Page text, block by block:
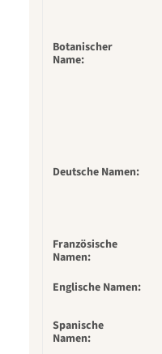
Botanischer
Name:
Deutsche Namen:
Französische
Namen:
Englische Namen:
Spanische
Namen: